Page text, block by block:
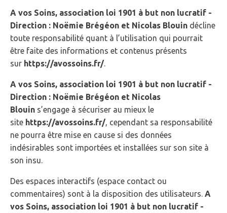
A vos Soins, association loi 1901 à but non lucratif -
Direction : Noëmie Brégéon et Nicolas Blouin décline
toute responsabilité quant à l’utilisation qui pourrait
être faite des informations et contenus présents
sur https://avossoins.fr/.
A vos Soins, association loi 1901 à but non lucratif -
Direction : Noëmie Brégéon et Nicolas
Blouin s’engage à sécuriser au mieux le
site https://avossoins.fr/, cependant sa responsabilité
ne pourra être mise en cause si des données
indésirables sont importées et installées sur son site à
son insu.
Des espaces interactifs (espace contact ou
commentaires) sont à la disposition des utilisateurs. A
vos Soins, association loi 1901 à but non lucratif -